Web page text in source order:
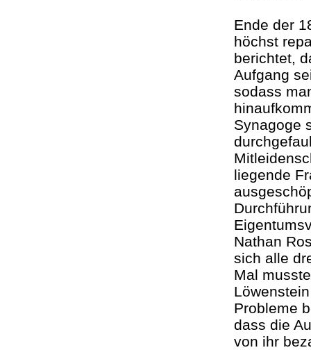
Ende der
höchst
berichtet,
Aufgang
sodass
Synagoge
liegende
Nathan
sich alle
Mal
Probleme
dass die
von ihr